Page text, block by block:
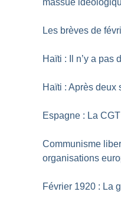
Les brèves de
Haïti : Il n’y a pas
Haïti : Après deux
Espagne : La
Communisme
organisations
Février 1920 : La